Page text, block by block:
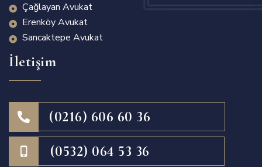
Çağlayan Avukat
Erenköy Avukat
Sancaktepe Avukat
İletişim
(0216) 606 60 36
(0532) 064 53 36